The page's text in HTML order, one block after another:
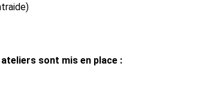
sont mis en place :